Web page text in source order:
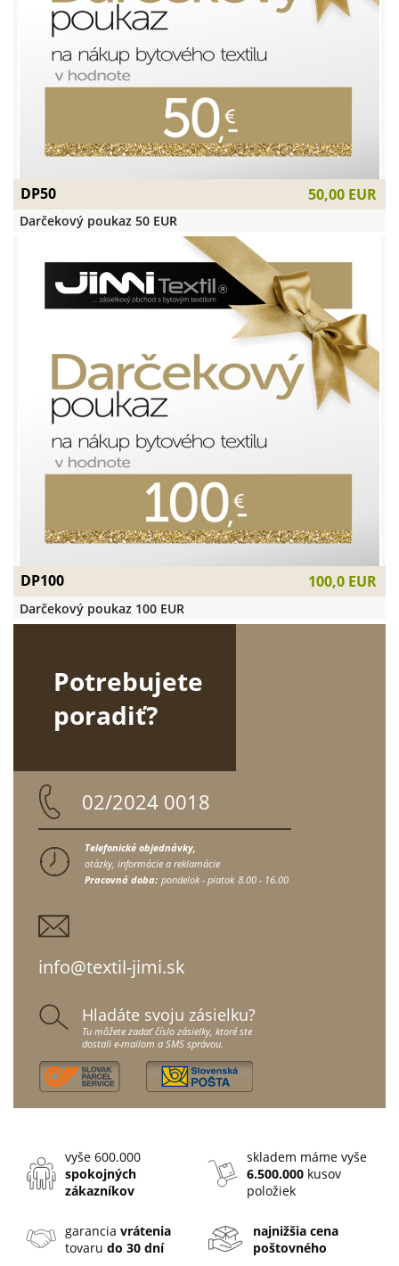
DP50 50,00 EUR
Darčekový poukaz 50 EUR
DP100 100,0 EUR
Darčekový poukaz 100 EUR
Potrebujete
poradiť?
02/2024 0018
Telefonické objednávky,
otázky, informácie a reklamácie
Pracovná doba: pondelok - piatok 8.00 - 16.00
info@textil-jimi.sk
Hladáte svoju zásielku?
Tu môžete zadať číslo zásielky, ktoré ste
dostali e-mailom a SMS správou.
vyše 600.000
spokojných
zákazníkov
skladem máme vyše
6.500.000 kusov
položiek
garanciavrátenia
tovarudo 30 dní
najnižšia cena
poštovného